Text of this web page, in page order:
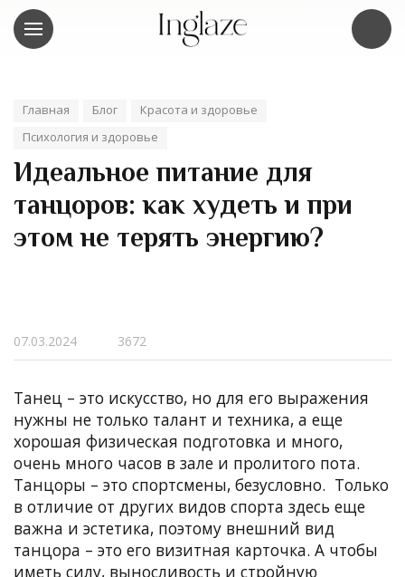
Главная Блог
Красота и здоровье
Психология и здоровье
Идеальное питание для
танцоров: как худеть и при
этом не терять энергию?
07.03.2024 3672
Танец – это искусство, но для его выражения
нужны не только талант и техника, а еще
хорошая физическая подготовка и много,
очень много часов в зале и пролитого пота.
Танцоры – это спортсмены, безусловно. Только
в отличие от других видов спорта здесь еще
важна и эстетика, поэтому внешний вид
танцора – это его визитная карточка. А чтобы
иметь силу, выносливость и стройную